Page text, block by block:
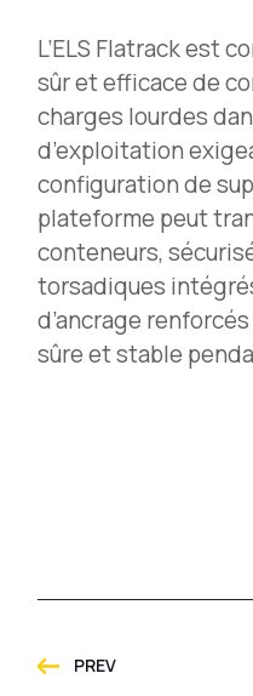
L’ELS Flatrack est
sûr et efficace de
charges lourdes
d’exploitation
configuration de
plateforme peut
conteneurs,
torsadiques
d’ancrage
sûre et stable
PREV